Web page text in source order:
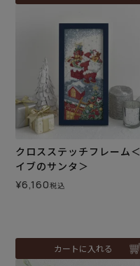
クロスステッチフレーム＜
イブのサンタ＞
¥6,160税込
カートに入れる